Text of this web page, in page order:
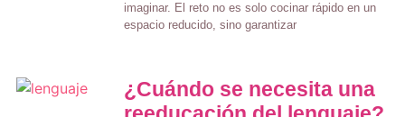
imaginar. El reto no es solo cocinar rápido en un
espacio reducido, sino garantizar
¿Cuándo se necesita una